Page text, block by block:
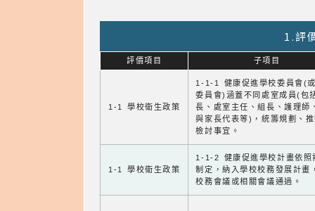
1.評
評價項目 子項目
1-1 學校衛生政策
1-1-1 健康促進學校委員會(
委員會)涵蓋不同處室成員(包
長、處室主任、組長、護理師
與家長代表等)，統籌規劃、
檢討事宜。
1-1 學校衛生政策
1-1-2 健康促進學校計畫依照
制定，納入學校校務發展計畫
校務會議或相關會議通過。